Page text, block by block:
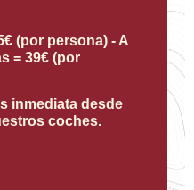
(por persona) - A
= 39€ (por
inmediata desde
coches.